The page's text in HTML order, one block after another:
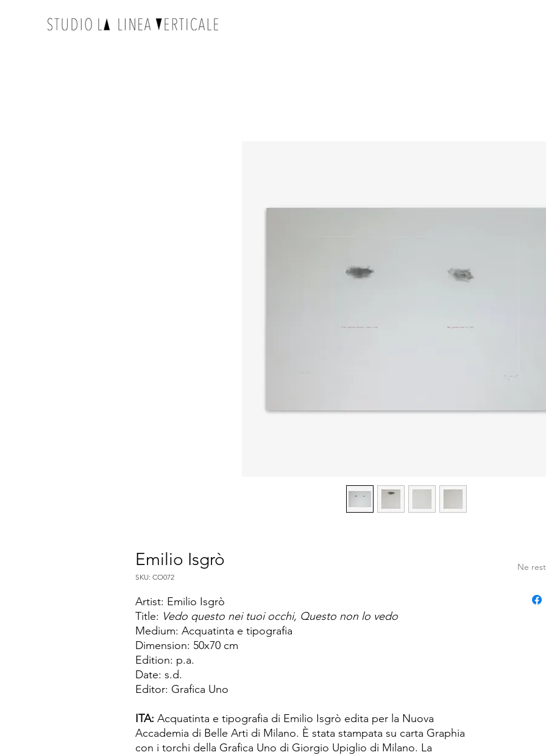
Emilio Isgrò
SKU: CO072
Artist: Emilio Isgrò
Title: Vedo questo nei tuoi occhi, Questo non lo vedo
Medium: Acquatinta e tipografia
Dimension: 50x70 cm
Edition: p.a.
Date: s.d.
Editor: Grafica Uno
ITA: Acquatinta e tipografia di Emilio Isgrò edita per la Nuova
Accademia di Belle Arti di Milano. È stata stampata su carta Graphia
con i torchi della Grafica Uno di Giorgio Upiglio di Milano. La
Ne